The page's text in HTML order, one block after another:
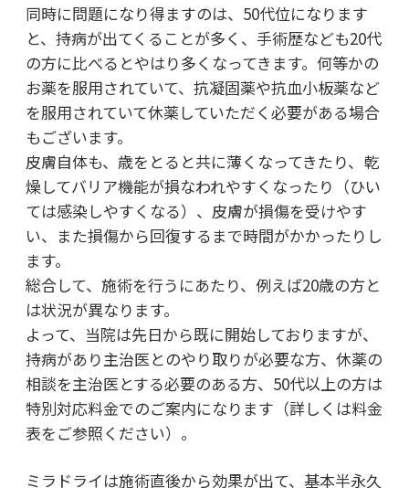
同時に問題になり得ますのは、50代位になります
と、持病が出てくることが多く、手術歴なども20代
の方に比べるとやはり多くなってきます。何等かの
お薬を服用されていて、抗凝固薬や抗血小板薬など
を服用されていて休薬していただく必要がある場合
もございます。
皮膚自体も、歳をとると共に薄くなってきたり、乾
燥してバリア機能が損なわれやすくなったり（ひい
ては感染しやすくなる）、皮膚が損傷を受けやす
い、また損傷から回復するまで時間がかかったりし
ます。
総合して、施術を行うにあたり、例えば20歳の方と
は状況が異なります。
よって、当院は先日から既に開始しておりますが、
持病があり主治医とのやり取りが必要な方、休薬の
相談を主治医とする必要のある方、50代以上の方は
特別対応料金でのご案内になります（詳しくは料金
表をご参照ください）。
ミラドライは施術直後から効果が出て、基本半永久